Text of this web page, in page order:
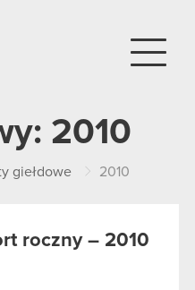
2010
giełdowe 2010
roczny – 2010